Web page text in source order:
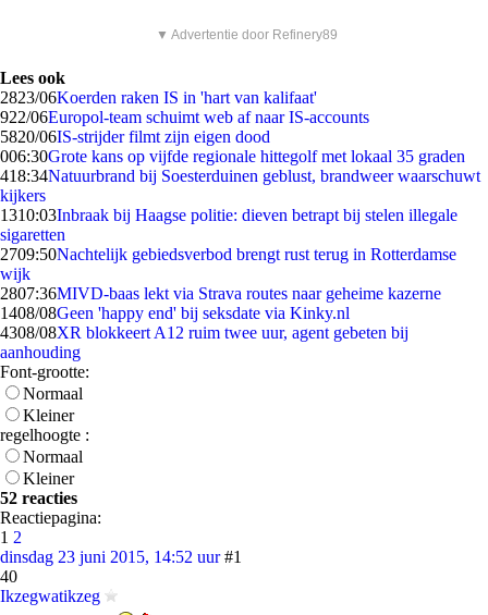
▼ Advertentie door Refinery89
Lees ook
2823/06Koerden raken IS in 'hart van kalifaat'
922/06Europol-team schuimt web af naar IS-accounts
5820/06IS-strijder filmt zijn eigen dood
006:30Grote kans op vijfde regionale hittegolf met lokaal 35 graden
418:34Natuurbrand bij Soesterduinen geblust, brandweer waarschuwt
kijkers
1310:03Inbraak bij Haagse politie: dieven betrapt bij stelen illegale
sigaretten
2709:50Nachtelijk gebiedsverbod brengt rust terug in Rotterdamse
wijk
2807:36MIVD-baas lekt via Strava routes naar geheime kazerne
1408/08Geen 'happy end' bij seksdate via Kinky.nl
4308/08XR blokkeert A12 ruim twee uur, agent gebeten bij
aanhouding
Font-grootte:
Normaal
Kleiner
regelhoogte :
Normaal
Kleiner
52 reacties
Reactiepagina:
1 2
dinsdag 23 juni 2015, 14:52 uur #1
40
Ikzegwatikzeg